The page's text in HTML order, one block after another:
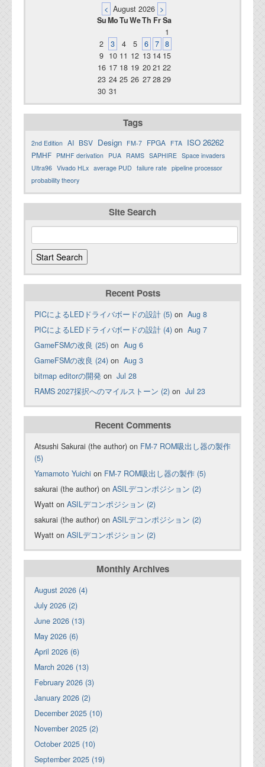
< August 2026 >
SuMoTuWeTh FrSa
1
2
3 4 5 6 7 8
9 10 11 12 13 14 15
16 17 18 19 2021 22
23 24 25 26 272829
30 31
Tags
2nd Edition AI BSV Design FM-7 FPGA FTA ISO 26262
PMHF PMHF derivation PUA RAMS SAPHIRE Space invaders
Ultra96 Vivado HLx average PUD failure rate pipeline processor
probability theory
Site Search
Recent Posts
PICによるLEDドライバボードの設計 (5) on Aug 8
PICによるLEDドライバボードの設計 (4) on Aug 7
GameFSMの改良 (25) on Aug 6
GameFSMの改良 (24) on Aug 3
bitmap editorの開発 on Jul 28
RAMS 2027採択へのマイルストーン (2) on Jul 23
Recent Comments
Atsushi Sakurai (the author) on FM-7 ROM吸出し器の製作
(5)
Yamamoto Yuichi on FM-7 ROM吸出し器の製作 (5)
sakurai (the author) on ASILデコンポジション (2)
Wyatt on ASILデコンポジション (2)
sakurai (the author) on ASILデコンポジション (2)
Wyatt on ASILデコンポジション (2)
Monthly Archives
August 2026 (4)
July 2026 (2)
June 2026 (13)
May 2026 (6)
April 2026 (6)
March 2026 (13)
February 2026 (3)
January 2026 (2)
December 2025 (10)
November 2025 (2)
October 2025 (10)
September 2025 (19)